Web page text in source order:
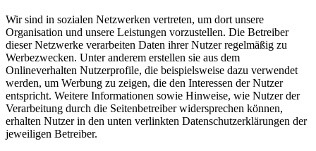
Wir sind in sozialen Netzwerken vertreten, um dort unsere
Organisation und unsere Leistungen vorzustellen. Die Betreiber
dieser Netzwerke verarbeiten Daten ihrer Nutzer regelmäßig zu
Werbezwecken. Unter anderem erstellen sie aus dem
Onlineverhalten Nutzerprofile, die beispielsweise dazu verwendet
werden, um Werbung zu zeigen, die den Interessen der Nutzer
entspricht. Weitere Informationen sowie Hinweise, wie Nutzer der
Verarbeitung durch die Seitenbetreiber widersprechen können,
erhalten Nutzer in den unten verlinkten Datenschutzerklärungen der
jeweiligen Betreiber.